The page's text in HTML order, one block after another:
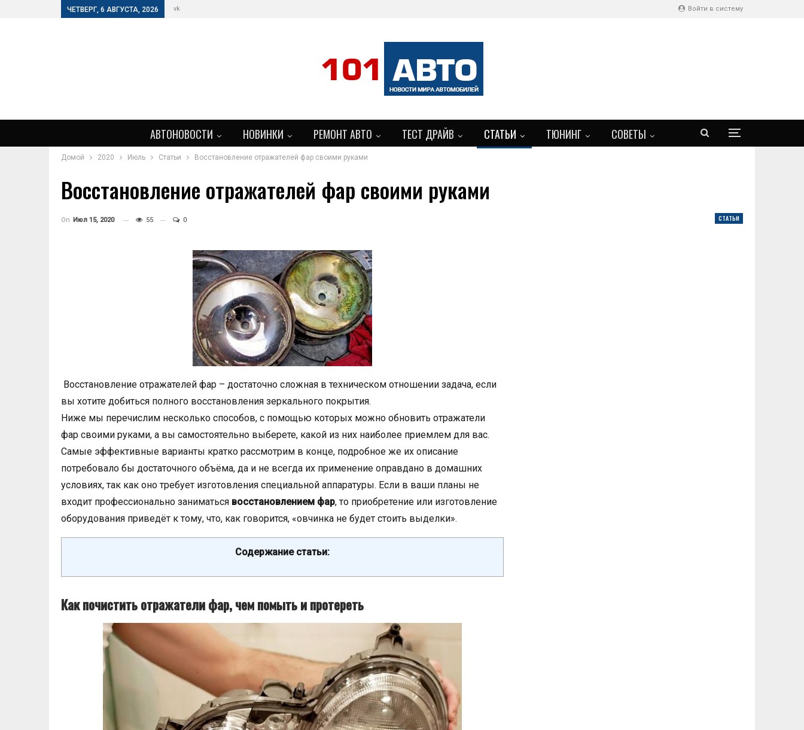
Войти в систему
ЧЕТВЕРГ, 6 АВГУСТА, 2026 vk
АВТОНОВОСТИ НОВИНКИ РЕМОНТ АВТО ТЕСТ ДРАЙВ СТАТЬИ ТЮНИНГ
СОВЕТЫ
Домой 2020 Июль Статьи Восстановление отражателей фар своими руками
Восстановление отражателей фар своими руками
СТАТЬИ
On Июл 15, 2020 55 0
Восстановление отражателей фар – достаточно сложная в техническом отношении задача, если
вы хотите добиться полного восстановления зеркального покрытия.
Ниже мы перечислим несколько способов, с помощью которых можно обновить отражатели
фар своими руками, а вы самостоятельно выберете, какой из них наиболее приемлем для вас.
Самые эффективные варианты кратко рассмотрим в конце, подробное же их описание
потребовало бы достаточного объёма, да и не всегда их применение оправдано в домашних
условиях, так как оно требует изготовления специальной аппаратуры. Если в ваши планы не
входит профессионально заниматься восстановлением фар, то приобретение или изготовление
оборудования приведёт к тому, что, как говорится, «овчинка не будет стоить выделки».
Содержание статьи:
Как почистить отражатели фар, чем помыть и протереть